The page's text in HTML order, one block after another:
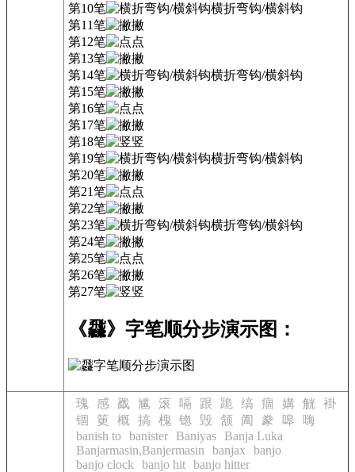
第10笔
横折弯钩/横斜钩
第11笔
撇
第12笔
点
第13笔
撇
第14笔
横折弯钩/横斜钩
第15笔
撇
第16笔
点
第17笔
撇
第18笔
竖
第19笔
横折弯钩/横斜钩
第20笔
撇
第21笔
点
第22笔
撇
第23笔
横折弯钩/横斜钩
第24笔
撇
第25笔
点
第26笔
撇
第27笔
竖
《飝》字笔顺分步演示图：
瑰 感 戤 尴 滚 嗝 跟 跪 缟 痼 媾 觥
褂
锢
筻 概 搞 槐 锪 毁 颔 阖 豢 嗥
嗨
banish to banister Baniyas
Banja Luka
Banjarmasin,Banjermasin
banjax
banjo
banjo clock
banjo hit banjo hitter